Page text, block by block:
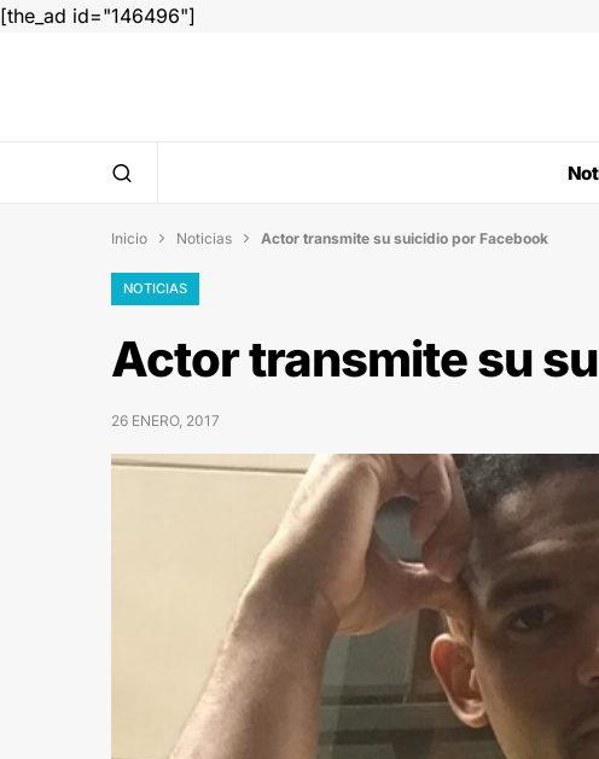
[the_ad id="146496"]
Inicio  Noticias  Actor transmite su suicidio por Facebook
NOTICIAS
Actor transmite su
26 ENERO, 2017